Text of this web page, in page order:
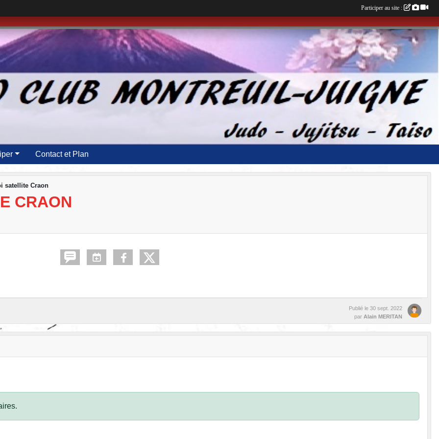
Contact et Plan
satellite Craon
CRAON
Publié le 30 sept. 2022
par Alain MERITAN
Participer au site :